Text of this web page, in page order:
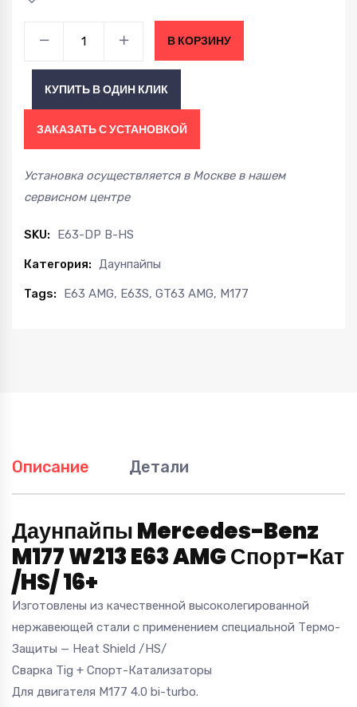
Benz
M177
Спорт-
Кат
quantity
В КОРЗИНУ
КУПИТЬ В ОДИН КЛИК
ЗАКАЗАТЬ С УСТАНОВКОЙ
Установка осуществляется в Москве в нашем
сервисном центре
SKU: E63-DP B-HS
Категория: Даунпайпы
Tags: E63 AMG, E63S, GT63 AMG, M177
Описание Детали
Даунпайпы Mercedes-Benz
M177 W213 E63 AMG Спорт-Кат
/HS/ 16+
Изготовлены из качественной высоколегированной
нержавеющей стали с применением специальной Термо-
Защиты — Heat Shield /HS/
Сварка Tig + Спорт-Катализаторы
Для двигателя M177 4.0 bi-turbo.